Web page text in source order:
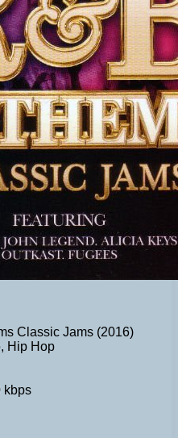
Classic Jams (2016)
Hip Hop
kbps